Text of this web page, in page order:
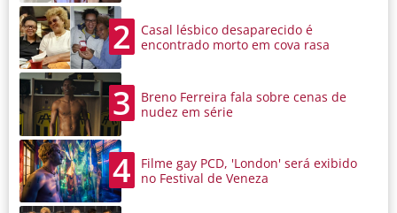
2
Casal lésbico desaparecido é
encontrado morto em cova rasa
3
Breno Ferreira fala sobre cenas de
nudez em série
4
Filme gay PCD, 'London' será exibido
no Festival de Veneza